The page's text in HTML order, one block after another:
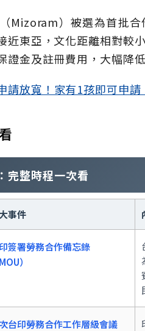
Mizoram）被選為首批
近東亞，文化距離相對較
證金及註冊費用，大幅降
請放寬！家有1孩即可申
完整時程一次看
事件
簽署勞務合作備忘錄
）
台印勞務合作工作層級會議